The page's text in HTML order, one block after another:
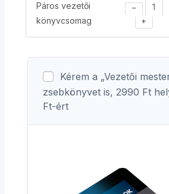
Páros vezetői
könyvcsomag
−
+
Kérem a „Vezetői
zsebkönyvet is, 2990 Ft
Ft-ért